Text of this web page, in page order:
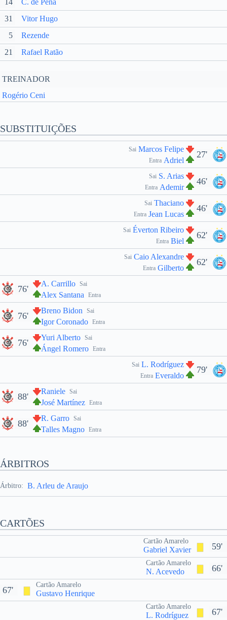
14
C. de Pena
31
Vitor Hugo
5
Rezende
21
Rafael Ratão
TREINADOR
Rogério Ceni
SUBSTITUIÇÕES
27'
Sai Marcos Felipe
Entra Adriel
46'
Sai S. Arias
Entra Ademir
46'
Sai Thaciano
Entra Jean Lucas
62'
Sai Éverton Ribeiro
Entra Biel
62'
Sai Caio Alexandre
Entra Gilberto
Sai
A. Carrillo
Entra
Alex Santana
76'
Sai
Breno Bidon
Entra
Igor Coronado
76'
Sai
Yuri Alberto
Entra
Ángel Romero
76'
79'
Sai L. Rodríguez
Entra Everaldo
Sai
Raniele
Entra
José Martínez
88'
Sai
R. Garro
Entra
Talles Magno
88'
ÁRBITROS
Árbitro: B. Arleu de Araujo
CARTÕES
59'
Cartão Amarelo
Gabriel Xavier
66'
Cartão Amarelo
N. Acevedo
Cartão Amarelo
Gustavo Henrique
67'
67'
Cartão Amarelo
L. Rodríguez